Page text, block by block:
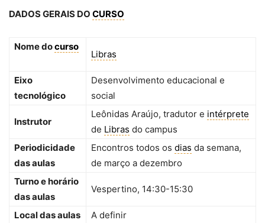
DADOS GERAIS DO CURSO
Nome docurso
Libras
Eixo
tecnológico
Desenvolvimento educacional e
social
Instrutor
Leônidas Araújo, tradutor e intérprete
de Libras do campus
Periodicidade
das aulas
Encontros todos os dias da semana,
de março a dezembro
Turno e horário
das aulas
Vespertino, 14:30-15:30
Local das aulas A definir